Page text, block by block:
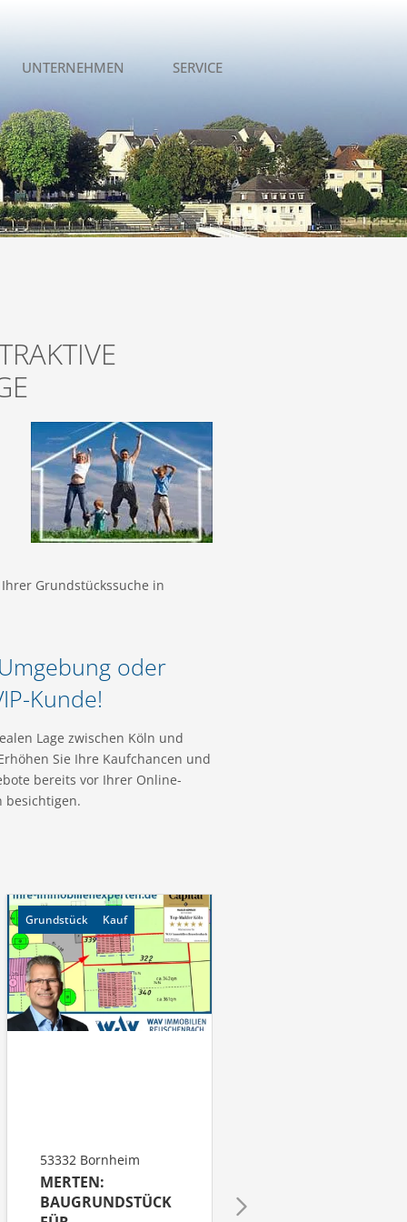
UNTERNEHMEN SERVICE
Grundstückssuche in
oder
Kunde!
Lage zwischen Köln und
Sie Ihre Kaufchancen und
bereits vor Ihrer Online-
besichtigen.
Grundstück Kauf
53332 Bornheim
MERTEN:
BAUGRUNDSTÜCK